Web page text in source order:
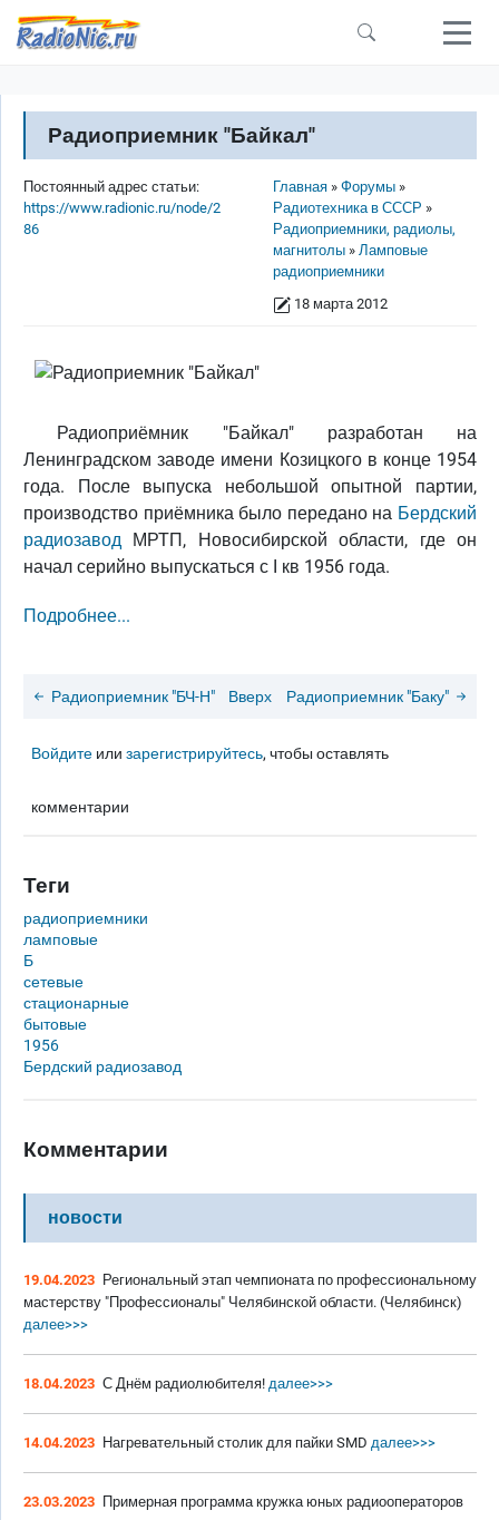
Перейти к основному содержанию
Радиоприемник "Байкал"
Строка навигации
Главная
Форумы
Радиотехника в СССР
Радиоприемники, радиолы,
магнитолы
Ламповые
радиоприемники
18 марта 2012
Постоянный адрес статьи:
https://www.radionic.ru/node/2
86
Радиоприёмник "Байкал" разработан на
Ленинградском заводе имени Козицкого в конце 1954
года. После выпуска небольшой опытной партии,
производство приёмника было передано на Бердский
радиозавод МРТП, Новосибирской области, где он
начал серийно выпускаться с I кв 1956 года.
Подробнее...
Радиоприемник "БЧ-Н" Вверх Радиоприемник "Баку"
Войдите илизарегистрируйтесь, чтобы оставлять
комментарии
Теги
радиоприемники
ламповые
Б
сетевые
стационарные
бытовые
1956
Бердский радиозавод
Комментарии
новости
19.04.2023 Региональный этап чемпионата по профессиональному
мастерству "Профессионалы" Челябинской области. (Челябинск)
далее>>>
18.04.2023 С Днём радиолюбителя! далее>>>
14.04.2023 Нагревательный столик для пайки SMD далее>>>
23.03.2023 Примерная программа кружка юных радиооператоров